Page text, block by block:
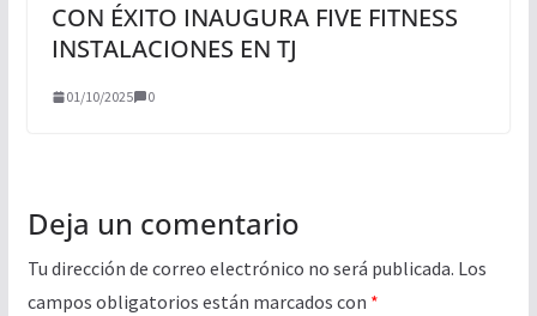
CON ÉXITO INAUGURA FIVE FITNESS
INSTALACIONES EN TJ
01/10/2025 0
Deja un comentario
Tu dirección de correo electrónico no será publicada. Los
campos obligatorios están marcados con *